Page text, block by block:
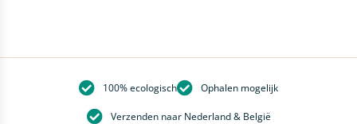
100% ecologisch Ophalen mogelijk
Verzenden naar Nederland & België